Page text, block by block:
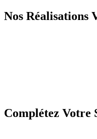
Nos Réalisations
Complétez Votre